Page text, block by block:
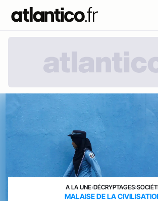
A LA UNE›DÉCRYPTAGES›
MALAISE DE LA